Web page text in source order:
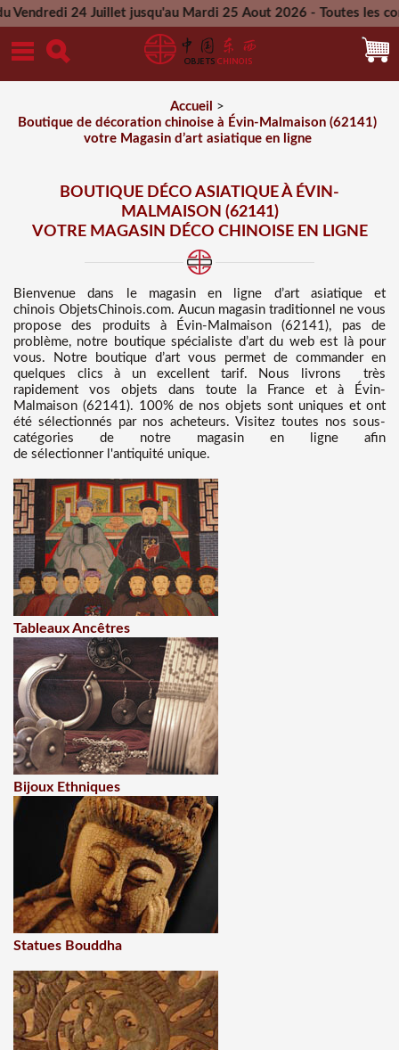
24 Juillet jusqu'au Mardi 25 Aout 2026 - Toutes les
Mercredi 26 Aout 2026
Accueil
>
Boutique de décoration chinoise à Évin-Malmaison (62141)
votre Magasin d’art asiatique en ligne
BOUTIQUE DÉCO ASIATIQUE À ÉVIN-
MALMAISON (62141)
VOTRE MAGASIN DÉCO CHINOISE EN LIGNE
Bienvenue dans
le magasin en ligne d’art asiatique et
chinois ObjetsChinois.com. Aucun magasin traditionnel ne vous
propose des produits à Évin-Malmaison (62141), pas de
problème, notre boutique spécialiste d’art du web est là pour
vous. Notre boutique d’art vous permet de commander en
quelques clics à un excellent tarif. Nous
livrons très
rapidement vos objets dans toute la France et à Évin-
Malmaison (62141). 100% de nos objets sont uniques et ont
été sélectionnés par nos acheteurs. Visitez toutes nos sous-
catégories de notre magasin en ligne afin
de sélectionner l'antiquité unique.
Tableaux Ancêtres
Bijoux Ethniques
Statues Bouddha